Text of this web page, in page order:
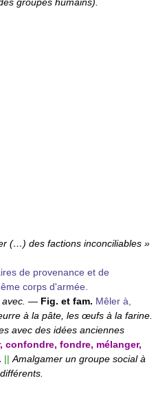
(…) des factions inconciliables »
de provenance et de
corps d'armée.
— Fig. et fam. Mêler à,
à la pâte, les œufs à la farine.
avec des idées anciennes
confondre, fondre, mélanger,
|| Amalgamer un groupe social à